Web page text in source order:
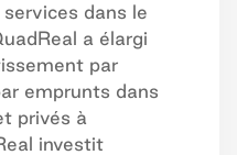
dans le
a élargi
par
emprunts dans
privés à
investit